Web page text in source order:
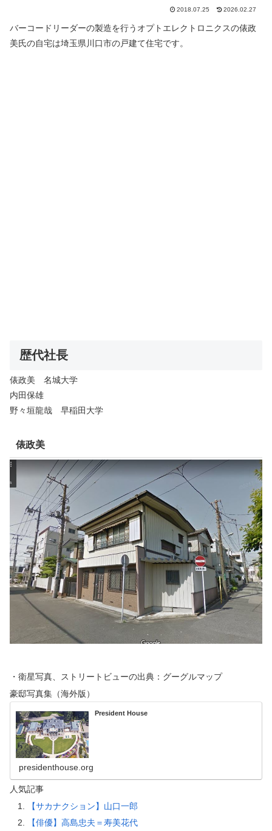
2018.07.25 2026.02.27
バーコードリーダーの製造を行うオプトエレクトロニクスの俵政
美氏の自宅は埼玉県川口市の戸建て住宅です。
歴代社長
俵政美 名城大学
内田保雄
野々垣龍哉 早稲田大学
俵政美
・衛星写真、ストリートビューの出典：グーグルマップ
豪邸写真集（海外版）
President House
presidenthouse.org
人気記事
【サカナクション】山口一郎
【俳優】高島忠夫＝寿美花代